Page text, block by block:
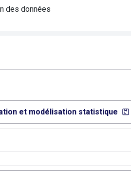
des données
et modélisation statistique